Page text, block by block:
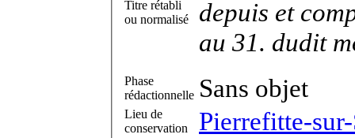
Titre rétabli
ou normalisé
depuis et
au 31. dudit
Phase
rédactionnelle Sans objet
Lieu de
conservation
Pierrefitte-